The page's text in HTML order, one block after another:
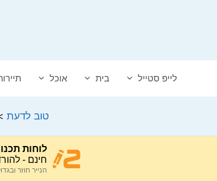
לייפ סטייל בית אוכל
טוב לדעת